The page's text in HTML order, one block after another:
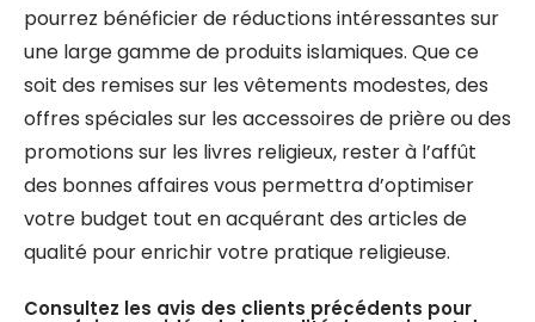
pourrez bénéficier de réductions intéressantes sur
une large gamme de produits islamiques. Que ce
soit des remises sur les vêtements modestes, des
offres spéciales sur les accessoires de prière ou des
promotions sur les livres religieux, rester à l’affût
des bonnes affaires vous permettra d’optimiser
votre budget tout en acquérant des articles de
qualité pour enrichir votre pratique religieuse.
Consultez les avis des clients précédents pour